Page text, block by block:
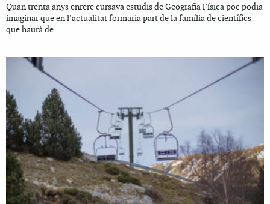
Quan trenta anys enrere cursava estudis de Geografia Física poc podia
imaginar que en l’actualitat formaria part de la família de científics
que haurà de...